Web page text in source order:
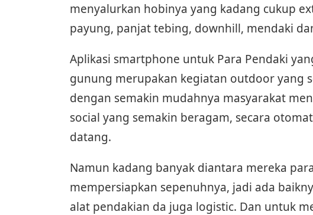
menyalurkan hobinya yang kadang cukup
payung, panjat tebing, downhill, mendaki
Aplikasi smartphone untuk Para Pendaki
gunung merupakan kegiatan outdoor yang
dengan semakin mudahnya masyarakat
social yang semakin beragam, secara
datang.
Namun kadang banyak diantara mereka
mempersiapkan sepenuhnya, jadi ada
alat pendakian da juga logistic. Dan untuk